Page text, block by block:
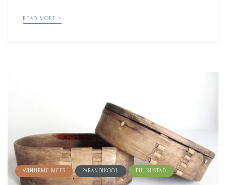
READ MORE >
AVINURME MEES PÄRANDIKOOL PUURIISTAD